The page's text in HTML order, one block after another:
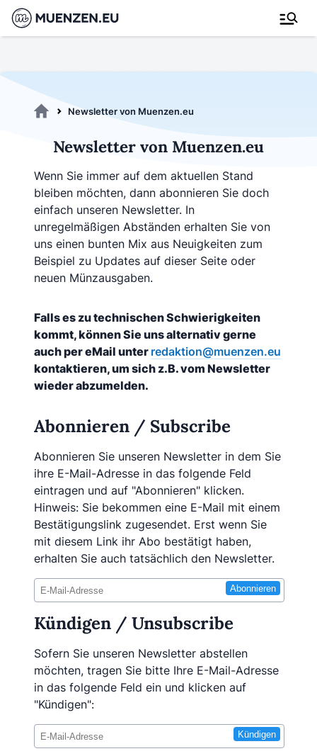
Newsletter von Muenzen.eu
Newsletter von Muenzen.eu
Wenn Sie immer auf dem aktuellen Stand
bleiben möchten, dann abonnieren Sie doch
einfach unseren Newsletter. In
unregelmäßigen Abständen erhalten Sie von
uns einen bunten Mix aus Neuigkeiten zum
Beispiel zu Updates auf dieser Seite oder
neuen Münzausgaben.
Falls es zu technischen Schwierigkeiten
kommt, können Sie uns alternativ gerne
auch per eMail unter redaktion@muenzen.eu
kontaktieren, um sich z.B. vom Newsletter
wieder abzumelden.
Abonnieren / Subscribe
Abonnieren Sie unseren Newsletter in dem Sie
ihre E-Mail-Adresse in das folgende Feld
eintragen und auf "Abonnieren" klicken.
Hinweis: Sie bekommen eine E-Mail mit einem
Bestätigungslink zugesendet. Erst wenn Sie
mit diesem Link ihr Abo bestätigt haben,
erhalten Sie auch tatsächlich den Newsletter.
Abonnieren
Kündigen / Unsubscribe
Sofern Sie unseren Newsletter abstellen
möchten, tragen Sie bitte Ihre E-Mail-Adresse
in das folgende Feld ein und klicken auf
"Kündigen":
Kündigen